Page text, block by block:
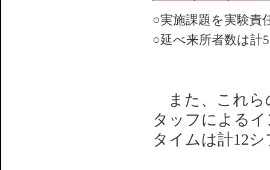
○実施課題を実験責
○延べ来所者数は計
また、これら
タッフによる
タイムは計12